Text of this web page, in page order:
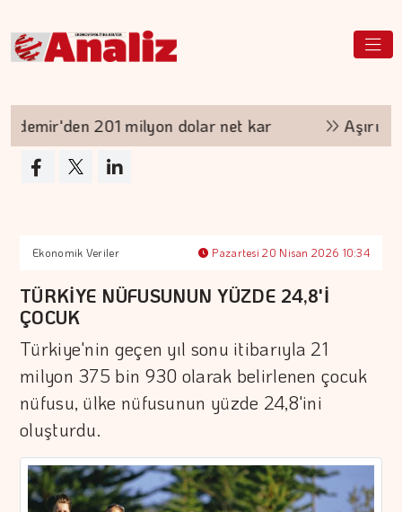
201 milyon dolar net kar Aşırı
Ekonomik Veriler Pazartesi 20 Nisan 2026 10:34
TÜRKİYE NÜFUSUNUN YÜZDE 24,8'İ
ÇOCUK
Türkiye'nin geçen yıl sonu itibarıyla 21
milyon 375 bin 930 olarak belirlenen çocuk
nüfusu, ülke nüfusunun yüzde 24,8'ini
oluşturdu.